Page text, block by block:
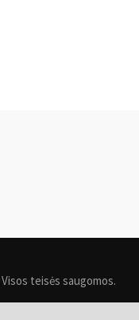
teisės saugomos.